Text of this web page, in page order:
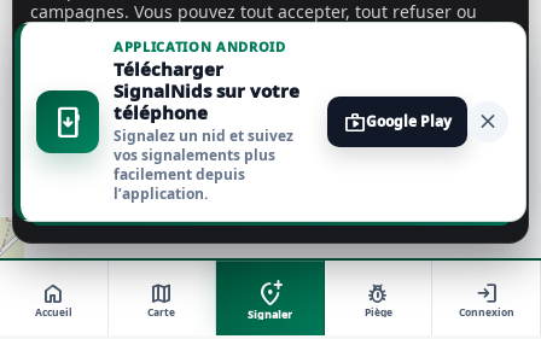
home
Accueil
map
Carte
add_location_alt
Signaler
pest_control
Piège
login
Connexion
install_mobile
APPLICATION ANDROID
Télécharger
SignalNids sur votre
téléphone
Signalez un nid et suivez
vos signalements plus
facilement depuis
l’application.
shopGoogle Play close
campagnes. Vous pouvez tout accepter, tout refuser ou
Tout accepter
Tout refuser